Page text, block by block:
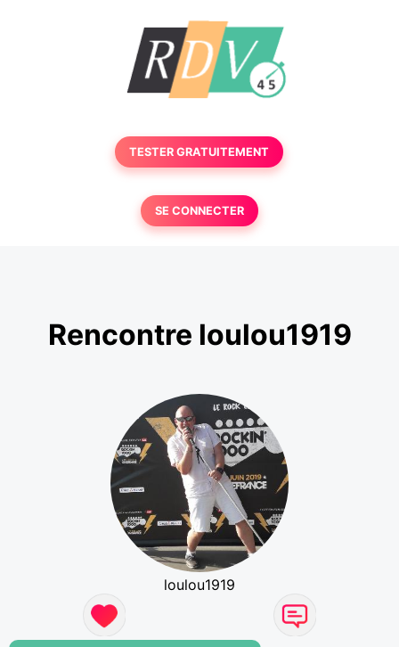
TESTER GRATUITEMENT
SE CONNECTER
Rencontre loulou1919
loulou1919